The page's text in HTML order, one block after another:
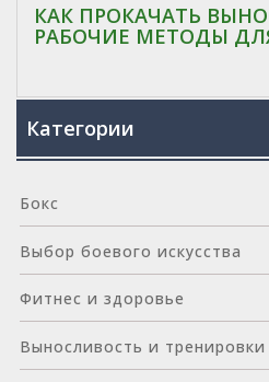
КАК ПРОКАЧАТЬ
РАБОЧИЕ МЕТОДЫ
Категории
Бокс
Выбор боевого искусства
Фитнес и здоровье
Выносливость и тренировки